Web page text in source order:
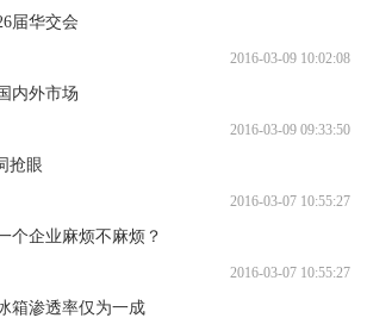
届华交会
2016-03-09 10:02:08
内外市场
2016-03-09 09:33:50
抢眼
2016-03-07 10:55:27
个企业麻烦不麻烦？
2016-03-07 10:55:27
箱渗透率仅为一成